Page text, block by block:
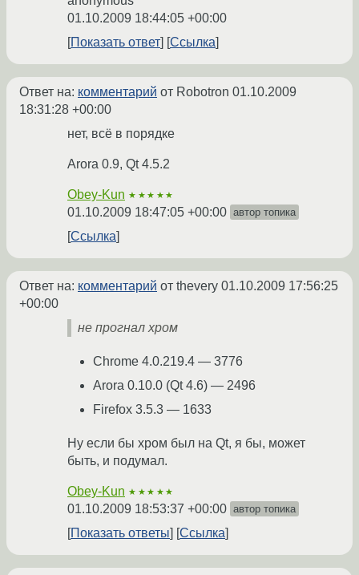
01.10.2009 18:44:05 +00:00
Показать ответ
Ссылка
Ответ на: комментарий от Robotron 01.10.2009
18:31:28 +00:00
нет, всё в порядке
Arora 0.9, Qt 4.5.2
Obey-Kun ★★★★★
01.10.2009 18:47:05 +00:00 автор топика
Ссылка
Ответ на: комментарий от thevery 01.10.2009 17:56:25
+00:00
не прогнал хром
Chrome 4.0.219.4 — 3776
Arora 0.10.0 (Qt 4.6) — 2496
Firefox 3.5.3 — 1633
Ну если бы хром был на Qt, я бы, может
быть, и подумал.
Obey-Kun ★★★★★
01.10.2009 18:53:37 +00:00 автор топика
Показать ответы Ссылка